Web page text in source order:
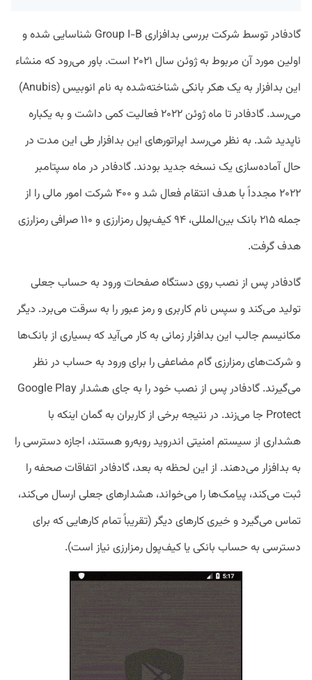
گادفادر توسط شرکت بررسی بدافزاری Group I-B شناسایی شده و
اولین مورد آن مربوط به ژوئن سال ۲۰۲۱ است. باور می‌رود که منشاء
این بدافزار به یک هکر بانکی شناخته‌شده به نام انوبیس (Anubis)
می‌رسد. گادفادر تا ماه ژوئن ۲۰۲۲ فعالیت کمی داشت و به یکباره
ناپدید شد. به نظر می‌رسد اپراتورهای این بدافزار طی این مدت در
حال آماده‌سازی یک نسخه جدید بودند. گادفادر در ماه سپتامبر
۲۰۲۲ مجدداً با هدف انتقام فعال شد و ۴۰۰ شرکت امور مالی را از
جمله ۲۱۵ بانک بین‌المللی، ۹۴ کیف‌پول رمزارزی و ۱۱۰ صرافی رمزارزی
هدف گرفت.
گادفادر پس از نصب روی دستگاه صفحات ورود به حساب جعلی
تولید می‌کند و سپس نام کاربری و رمز عبور را به سرقت می‌برد. دیگر
مکانیسم جالب این بدافزار زمانی به کار می‌آید که بسیاری از بانک‌ها
و شرکت‌های رمزارزی گام مضاعفی را برای ورود به حساب در نظر
می‌گیرند. گادفادر پس از نصب خود را به جای هشدار Google Play
Protect جا می‌‌زند. در نتیجه برخی از کاربران به گمان اینکه با
هشداری از سیستم امنیتی اندروید روبه‌رو هستند، اجازه دسترسی را
به بدافزار می‌دهند. از این لحظه به بعد، گادفادر اتفاقات صحفه را
ثبت می‌کند، پیامک‌ها را می‌خواند، هشدار‌های جعلی ارسال می‌کند،
تماس می‌گیرد و خیری کارهای دیگر (تقریباً تمام کارهایی که برای
دسترسی به حساب بانکی یا کیف‌پول رمزارزی نیاز است).